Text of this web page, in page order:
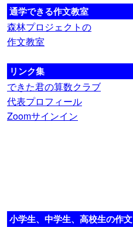
通学できる作文教室
森林プロジェクトの
作文教室
リンク集
できた君の算数クラブ
代表プロフィール
Zoomサインイン
小学生、中学生、高校生の作文